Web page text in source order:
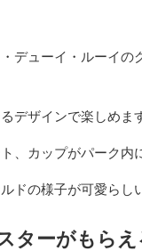
デューイ・ルーイ
デザインで楽しめま
、カップがパーク内
ドの様子が可愛らし
ターがもらえ